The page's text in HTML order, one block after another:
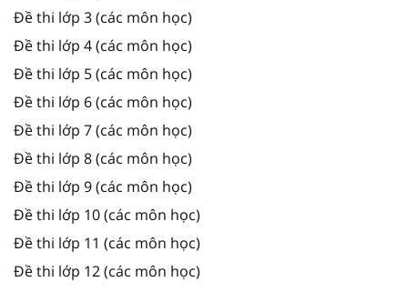
Đề thi lớp 3 (các môn học)
Đề thi lớp 4 (các môn học)
Đề thi lớp 5 (các môn học)
Đề thi lớp 6 (các môn học)
Đề thi lớp 7 (các môn học)
Đề thi lớp 8 (các môn học)
Đề thi lớp 9 (các môn học)
Đề thi lớp 10 (các môn học)
Đề thi lớp 11 (các môn học)
Đề thi lớp 12 (các môn học)